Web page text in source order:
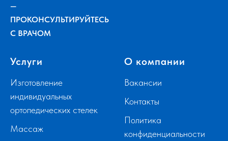
—
ПРОКОНСУЛЬТИРУЙТЕСЬ
С ВРАЧОМ
Услуги
Изготовление
индивидуальных
ортопедических стелек
Массаж
О компании
Вакансии
Контакты
Политика
конфиденциальности